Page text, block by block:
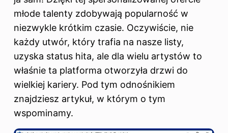
młode talenty zdobywają popularność w
niezwykle krótkim czasie. Oczywiście, nie
każdy utwór, który trafia na nasze listy,
uzyska status hita, ale dla wielu artystów to
właśnie ta platforma otworzyła drzwi do
wielkiej kariery. Pod tym odnośnikiem
znajdziesz artykuł, w którym o tym
wspominamy.